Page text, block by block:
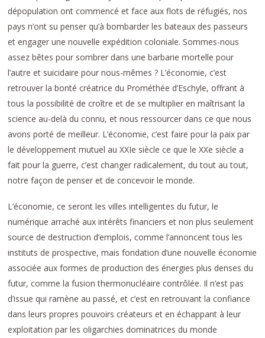
dépopulation ont commencé et face aux flots de réfugiés, nos
pays n’ont su penser qu’à bombarder les bateaux des passeurs
et engager une nouvelle expédition coloniale. Sommes-nous
assez bêtes pour sombrer dans une barbarie mortelle pour
l’autre et suicidaire pour nous-mêmes ? L’économie, c’est
retrouver la bonté créatrice du Prométhée d’Eschyle, offrant à
tous la possibilité de croître et de se multiplier en maîtrisant la
science au-delà du connu, et nous ressourcer dans ce que nous
avons porté de meilleur. L’économie, c’est faire pour la paix par
le développement mutuel au XXIe siècle ce que le XXe siècle a
fait pour la guerre, c’est changer radicalement, du tout au tout,
notre façon de penser et de concevoir le monde.
L’économie, ce seront les villes intelligentes du futur, le
numérique arraché aux intérêts financiers et non plus seulement
source de destruction d’emplois, comme l’annoncent tous les
instituts de prospective, mais fondation d’une nouvelle économie
associée aux formes de production des énergies plus denses du
futur, comme la fusion thermonucléaire contrôlée. Il n’est pas
d’issue qui ramène au passé, et c’est en retrouvant la confiance
dans leurs propres pouvoirs créateurs et en échappant à leur
exploitation par les oligarchies dominatrices du monde